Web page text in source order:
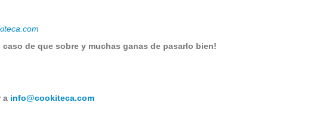
de que sobre y muchas ganas de pasarlo bien!
a info@cookiteca.com